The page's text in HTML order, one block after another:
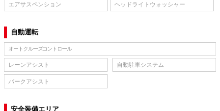
エアサスペンション ヘッドライトウォッシャー
自動運転
オートクルーズコントロール
レーンアシスト 自動駐車システム
パークアシスト
安全装備エリア